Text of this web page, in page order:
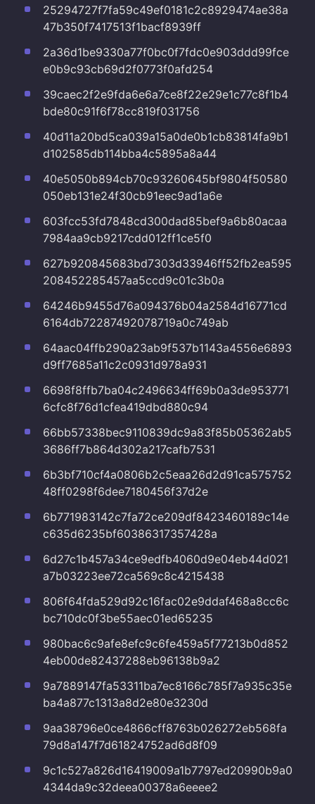
25294727f7fa59c49ef0181c2c8929474ae38a
47b350f7417513f1bacf8939ff
2a36d1be9330a77f0bc0f7fdc0e903ddd99fce
e0b9c93cb69d2f0773f0afd254
39caec2f2e9fda6e6a7ce8f22e29e1c77c8f1b4
bde80c91f6f78cc819f031756
40d11a20bd5ca039a15a0de0b1cb83814fa9b1
d102585db114bba4c5895a8a44
40e5050b894cb70c93260645bf9804f50580
050eb131e24f30cb91eec9ad1a6e
603fcc53fd7848cd300dad85bef9a6b80acaa
7984aa9cb9217cdd012ff1ce5f0
627b920845683bd7303d33946ff52fb2ea595
208452285457aa5ccd9c01c3b0a
64246b9455d76a094376b04a2584d16771cd
6164db72287492078719a0c749ab
64aac04ffb290a23ab9f537b1143a4556e6893
d9ff7685a11c2c0931d978a931
6698f8ffb7ba04c2496634ff69b0a3de953771
6cfc8f76d1cfea419dbd880c94
66bb57338bec9110839dc9a83f85b05362ab5
3686ff7b864d302a217cafb7531
6b3bf710cf4a0806b2c5eaa26d2d91ca575752
48ff0298f6dee7180456f37d2e
6b771983142c7fa72ce209df8423460189c14e
c635d6235bf60386317357428a
6d27c1b457a34ce9edfb4060d9e04eb44d021
a7b03223ee72ca569c8c4215438
806f64fda529d92c16fac02e9ddaf468a8cc6c
bc710dc0f3be55aec01ed65235
980bac6c9afe8efc9c6fe459a5f77213b0d852
4eb00de82437288eb96138b9a2
9a7889147fa53311ba7ec8166c785f7a935c35e
ba4a877c1313a8d2e80e3230d
9aa38796e0ce4866cff8763b026272eb568fa
79d8a147f7d61824752ad6d8f09
9c1c527a826d16419009a1b7797ed20990b9a0
4344da9c32deea00378a6eeee2